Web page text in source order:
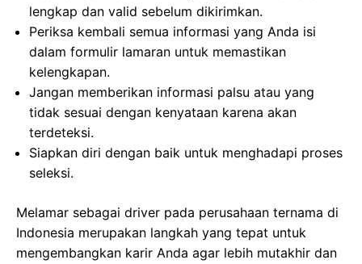
lengkap dan valid sebelum dikirimkan.
Periksa kembali semua informasi yang Anda isi
dalam formulir lamaran untuk memastikan
kelengkapan.
Jangan memberikan informasi palsu atau yang
tidak sesuai dengan kenyataan karena akan
terdeteksi.
Siapkan diri dengan baik untuk menghadapi proses
seleksi.
Melamar sebagai driver pada perusahaan ternama di
Indonesia merupakan langkah yang tepat untuk
mengembangkan karir Anda agar lebih mutakhir dan